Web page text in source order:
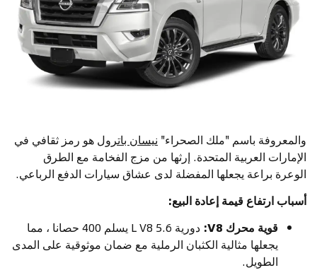
والمعروفة باسم "ملك الصحراء" نيسان باترول هو رمز ثقافي في
الإمارات العربية المتحدة. إرثها من مزج الفخامة مع الطرق
الوعرة براعة يجعلها المفضلة لدى عشاق سيارات الدفع الرباعي.
أسباب ارتفاع قيمة إعادة البيع:
قوية محرك V8:
دورية 5.6 L V8 يسلم 400 حصانا ، مما
يجعلها مثالية الكثبان الرملية مع ضمان موثوقية على المدى
الطويل.